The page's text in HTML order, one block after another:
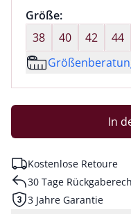
Größenauswahl:
Größe:nichts
38
40 42 44
In
Kostenlose Retoure
30 Tage
3 Jahre Garantie